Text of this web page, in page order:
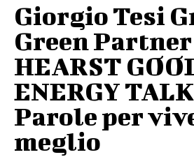
Giorgio Tesi
Green
HEARST
ENERGY
Parole per
meglio